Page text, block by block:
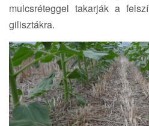
mulcsréteggel takarják a
gilisztákra.